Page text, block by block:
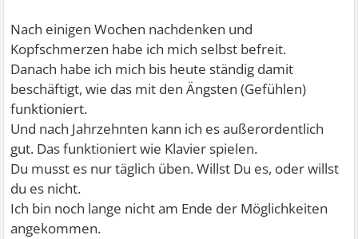
Nach einigen Wochen nachdenken und
Kopfschmerzen habe ich mich selbst befreit.
Danach habe ich mich bis heute ständig damit
beschäftigt, wie das mit den Ängsten (Gefühlen)
funktioniert.
Und nach Jahrzehnten kann ich es außerordentlich
gut. Das funktioniert wie Klavier spielen.
Du musst es nur täglich üben. Willst Du es, oder willst
du es nicht.
Ich bin noch lange nicht am Ende der Möglichkeiten
angekommen.